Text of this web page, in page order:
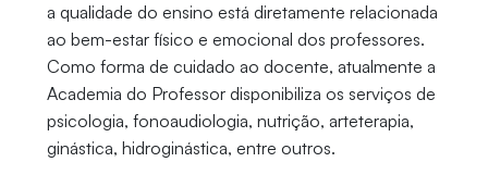
a qualidade do ensino está diretamente relacionada
ao bem-estar físico e emocional dos professores.
Como forma de cuidado ao docente, atualmente a
Academia do Professor disponibiliza os serviços de
psicologia, fonoaudiologia, nutrição, arteterapia,
ginástica, hidroginástica, entre outros.